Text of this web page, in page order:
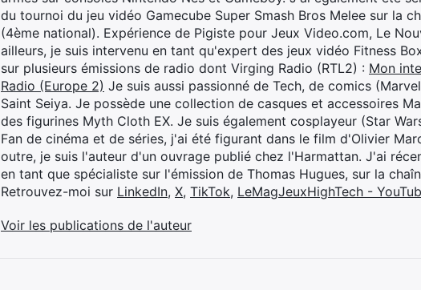
du tournoi du jeu vidéo Gamecube Super Smash Bros Melee sur la
(4ème national). Expérience de Pigiste pour Jeux Video.com, Le
ailleurs, je suis intervenu en tant qu'expert des jeux vidéo Fitness
sur plusieurs émissions de radio dont Virging Radio (RTL2) : Mon
Radio (Europe 2) Je suis aussi passionné de Tech, de comics
Saint Seiya. Je possède une collection de casques et accessoires
des figurines Myth Cloth EX. Je suis également cosplayeur (Star
Fan de cinéma et de séries, j'ai été figurant dans le film d'Olivier
outre, je suis l'auteur d'un ouvrage publié chez l'Harmattan. J'ai
en tant que spécialiste sur l'émission de Thomas Hugues, sur la
Retrouvez-moi sur LinkedIn, X, TikTok, LeMagJeuxHighTech -
Voir les publications de l'auteur